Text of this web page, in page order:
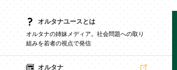
オルタナユースとは
オルタナの姉妹メディア。社会問題への取り
組みを若者の視点で発信
オルタナ